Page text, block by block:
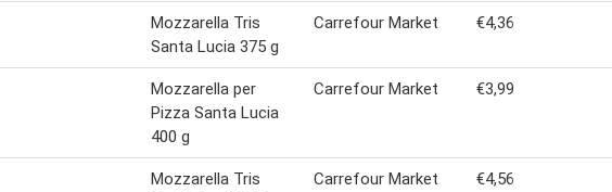
Mozzarella Tris
Santa Lucia 375 g
Carrefour Market €4,36
Mozzarella per
Pizza Santa Lucia
400 g
Carrefour Market €3,99
Mozzarella Tris
Carrefour Market €4,56